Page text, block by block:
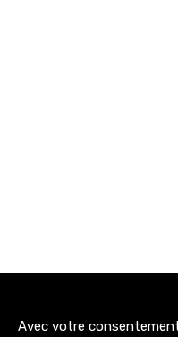
3200+
Avec votre